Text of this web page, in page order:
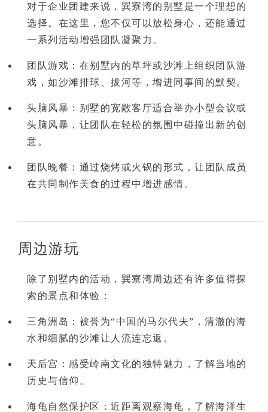
对于企业团建来说，巽寮湾的别墅是一个理想的
选择 。在这里，您不仅可以放松身心，还能通过
一系列活动增强团队凝聚力。
团队游戏 ：在别墅内的草坪或沙滩上组织团队游
戏，如沙滩排球、拔河等，增进同事间的默契。
头脑风暴 ：别墅的宽敞客厅适合举办小型会议或
头脑风暴，让团队在轻松的氛围中碰撞出新的创
意。
团队晚餐 ：通过烧烤或火锅的形式，让团队成员
在共同制作美食的过程中增进感情。
周边游玩
除了别墅内的活动，巽寮湾周边还有许多值得探
索的景点和体验：
三角洲岛 ：被誉为“中国的马尔代夫”，清澈的海
水和细腻的沙滩让人流连忘返。
天后宫 ：感受岭南文化的独特魅力，了解当地的
历史与信仰。
海龟自然保护区 ：近距离观察海龟，了解海洋生